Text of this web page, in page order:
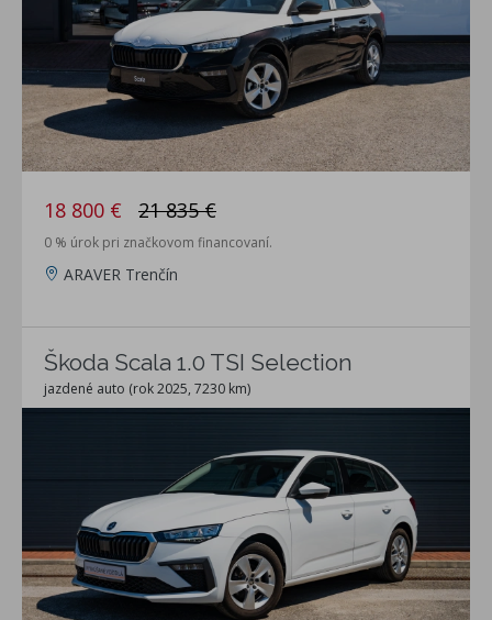
18 800 € 21 835 €
0 % úrok pri značkovom financovaní.
ARAVER Trenčín
Škoda Scala 1.0 TSI Selection
jazdené auto (rok 2025, 7230 km)